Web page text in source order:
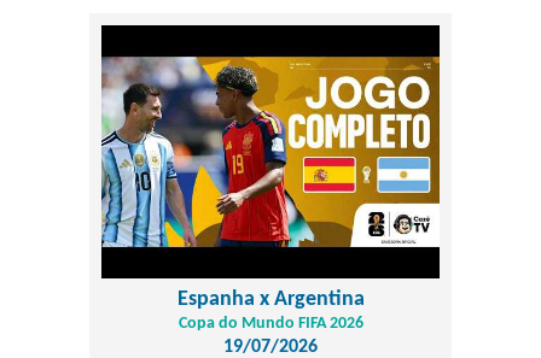
Espanha x Argentina
Copa do Mundo FIFA 2026
19/07/2026